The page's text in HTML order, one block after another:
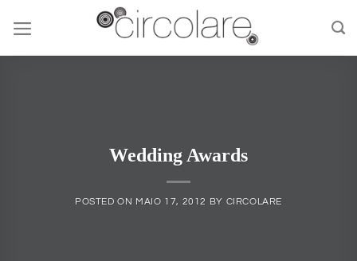
content
Wedding Awards
POSTED ON MAIO 17, 2012 BY CIRCOLARE